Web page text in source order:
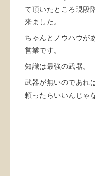
て頂いたところ現段
来ました。
ちゃんとノウハウが
営業です。
知識は最強の武器。
武器が無いのであれ
頼ったらいいんじゃ